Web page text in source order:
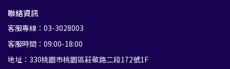
聯絡資訊
客服專線：03-3028003
客服時間：09:00-18:00
地址：330桃園市桃園區莊敬路二段172號1F